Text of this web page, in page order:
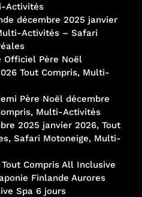
Activités
décembre 2025 janvier
Activités – Safari
Officiel Père Noël
Tout Compris, Multi-
Père Noël décembre
Multi-Activités
2025 janvier 2026, Tout
Safari Motoneige, Multi-
Compris All Inclusive
Finlande Aurores
Spa 6 jours